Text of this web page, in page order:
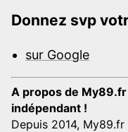
Donnez svp
sur Google
A propos de
indépendant !
Depuis 2014, My89.fr